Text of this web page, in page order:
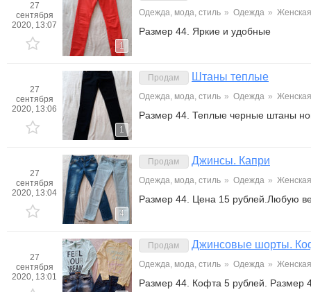
27
сентября
2020, 13:07
1
Одежда, мода, стиль » Одежда » Женская
Размер 44. Яркие и удобные
27
сентября
2020, 13:06
1
Продам Штаны теплые
Одежда, мода, стиль » Одежда » Женская
Размер 44. Теплые черные штаны
27
сентября
2020, 13:04
4
Продам Джинсы. Капри
Одежда, мода, стиль » Одежда » Женская
Размер 44. Цена 15 рублей.Любую
27
сентября
2020, 13:01
Продам Джинсовые шорты.
Одежда, мода, стиль » Одежда » Женская
Размер 44. Кофта 5 рублей.